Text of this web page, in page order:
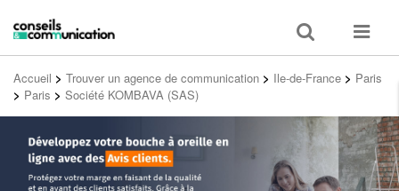
Toggle
search
Toggle
Accueil > Trouver un agence de communication > Ile-de-France > Paris
> Paris > Société KOMBAVA (SAS)